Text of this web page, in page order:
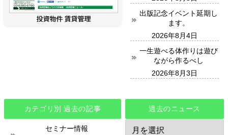
出版記念イベント延期し
ます。
2026年8月4日
一生遊べる体作りは遊び
ながら作るべし
2026年8月3日
カテゴリ別 過去の記事
セミナー情報
過去のニュース
過